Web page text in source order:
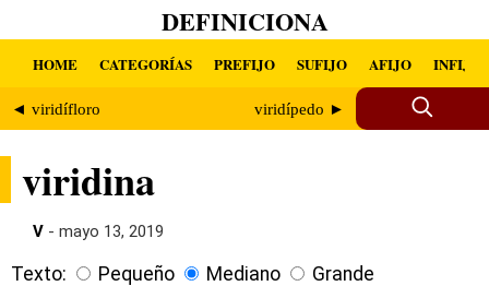
DEFINICIONA
HOME CATEGORÍAS PREFIJO SUFIJO AFIJO INFIJO
◄ viridífloro viridípedo ►
viridina
V - mayo 13, 2019
Texto: Pequeño Mediano Grande